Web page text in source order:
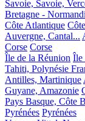
Savoie, Savoie,
Bretagne -
Côte Atlantique
Auvergne, Cantal...
Corse Corse
Île de la Réunion Île
Tahiti, Polynésie
Antilles, Martinique
Guyane, Amazonie
Pays Basque, Côte
Pyrénées Pyrénées